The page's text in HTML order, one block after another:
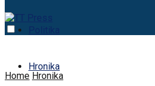
Politika
Hronika
Home Hronika